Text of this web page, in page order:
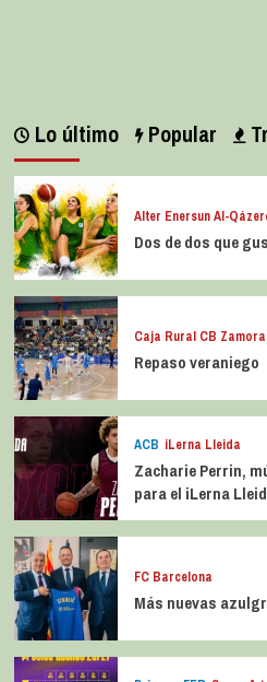
Lo último Popular
Alter Enersun Al-
Dos de dos que
Caja Rural CB Zamora
Repaso veraniego
ACB iLerna Lleida
Zacharie Perrin,
para el iLerna
FC Barcelona
Más nuevas